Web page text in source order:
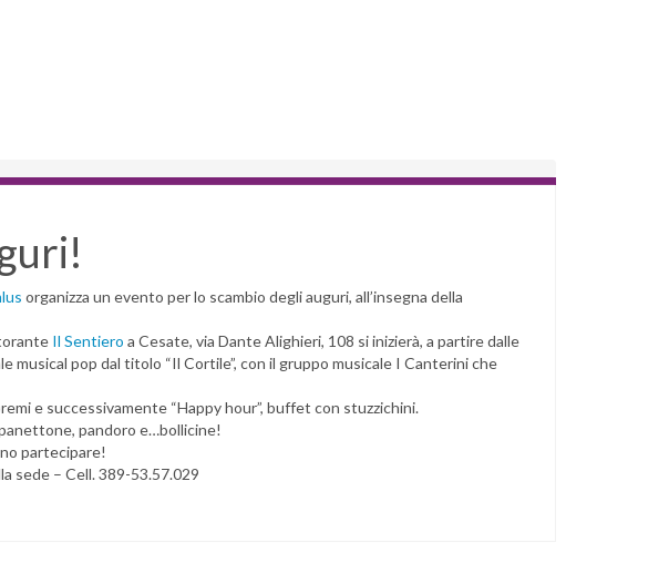
organizza un evento per lo scambio degli auguri, all’insegna della
Il Sentiero a Cesate, via Dante Alighieri, 108 si inizierà, a partire dalle
musical pop dal titolo “Il Cortile”, con il gruppo musicale I Canterini che
e successivamente “Happy hour”, buffet con stuzzichini.
pandoro e…bollicine!
partecipare!
sede – Cell. 389-53.57.029